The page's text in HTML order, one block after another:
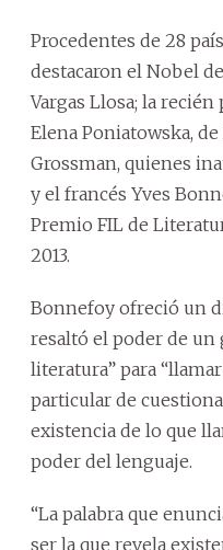
Procedentes de 28
destacaron el Nobel
Vargas Llosa; la
Elena Poniatowska,
Grossman, quienes
y el francés Yves
Premio FIL de
2013.
Bonnefoy ofreció un
resaltó el poder de un
literatura” para
particular de
existencia de lo que
poder del lenguaje.
“La palabra que
ser la que revela